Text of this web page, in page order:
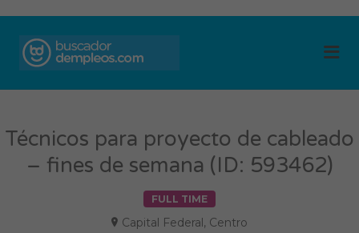
Técnicos para proyecto de cableado
– fines de semana (ID: 593462)
FULL TIME
Capital Federal, Centro